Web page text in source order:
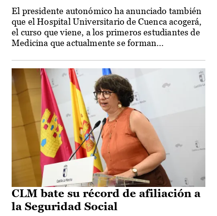
El presidente autonómico ha anunciado también
que el Hospital Universitario de Cuenca acogerá,
el curso que viene, a los primeros estudiantes de
Medicina que actualmente se forman...
CLM bate su récord de afiliación a
la Seguridad Social